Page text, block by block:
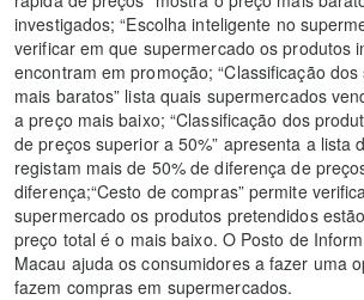
investigados; “Escolha inteligente no
verificar em que supermercado os produtos
encontram em promoção; “Classificação
mais baratos” lista quais supermercados
a preço mais baixo; “Classificação dos
de preços superior a 50%” apresenta a lista
registam mais de 50% de diferença de
diferença;“Cesto de compras” permite
supermercado os produtos pretendidos
preço total é o mais baixo. O Posto de
Macau ajuda os consumidores a fazer uma
fazem compras em supermercados.